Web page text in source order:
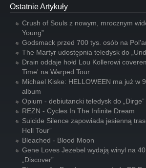
Ostatnie Artykuły
Crush of Souls z nowym, mrocznym
Young”
Godsmack przed 700 tys. osób na
The Martyr udostępnia teledysk do
Drain oddaje hołd Lou Kollerowi
Time' na Warped Tour
Michael Kiske: HELLOWEEN ma już w
album
Opium - debiutancki teledysk do „Dirge”
REZN - Cycles In The Infinite Dream
Suicide Silence zapowiada jesienną
Hell Tour”
Bleached - Blood Moon
Gene Loves Jezebel wydają winyl na
„Discover”